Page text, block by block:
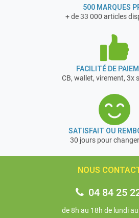
Étau avant / latéral (taille / portée):
Merci de bien controler la
Nous avons choisi la marque Ramia
bois, et la qualité de leur foret
500 MARQUES
+ de 33 000 articles
FACILITÉ DE
CB, wallet, virement, 3x
SATISFAIT OU
30 jours pour
NOUS
04 84 25
de 8h au 18h de lundi